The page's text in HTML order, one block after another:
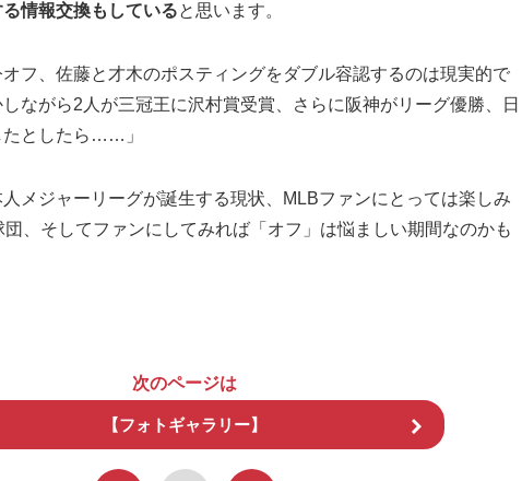
情報交換もしていると思います。
フ、佐藤と才木のポスティングをダブル容認するのは現実的で
ながら2人が三冠王に沢村賞受賞、さらに阪神がリーグ優勝、日
たとしたら……」
メジャーリーグが誕生する現状、MLBファンにとっては楽しみ
、そしてファンにしてみれば「オフ」は悩ましい期間なのかも
次のページは
【フォトギャラリー】